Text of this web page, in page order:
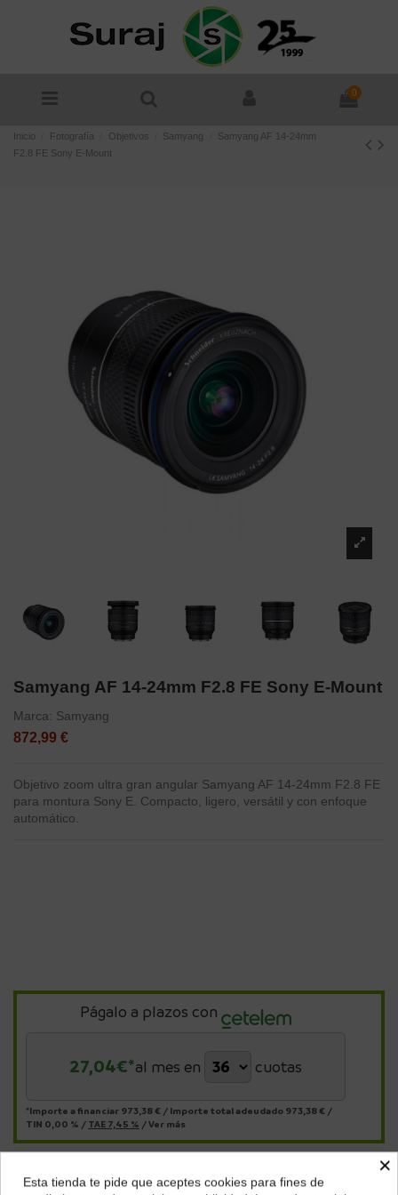
0
Inicio Fotografía Objetivos Samyang
Samyang AF 14-24mm
F2.8 FE Sony E-Mount
Samyang AF 14-24mm F2.8 FE Sony E-Mount
Marca: Samyang
872,99 €
Objetivo zoom ultra gran angular Samyang AF 14-24mm F2.8 FE
para montura Sony E. Compacto, ligero, versátil y con enfoque
automático.
Págalo a plazos con
27,04€*al mes en cuotas
*Importe a financiar 973,38 € / Importe total adeudado 973,38 € /
TIN 0,00 % / TAE 7,45 % /Ver más
Descripción
×
Esta tienda te pide que aceptes cookies para fines de